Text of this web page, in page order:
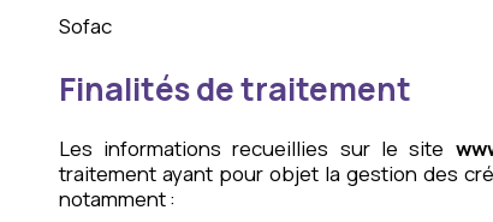
Sofac
Finalités de traitement
Les informations recueillies sur le site
traitement ayant pour objet la gestion des
notamment :